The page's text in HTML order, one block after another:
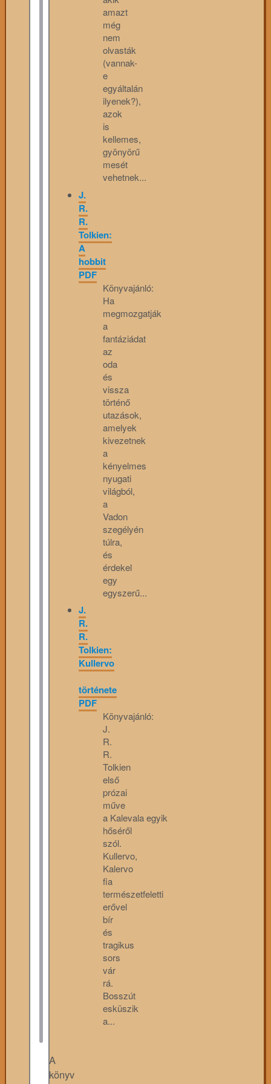
amazt
még
nem
olvasták
(vannak-
e
egyáltalán
ilyenek?),
azok
is
kellemes,
gyönyörű
mesét
vehetnek...
J.
R.
R.
Tolkien:
A
hobbit
PDF
Könyvajánló:
Ha
megmozgatják
a
fantáziádat
az
oda
és
vissza
történő
utazások,
amelyek
kivezetnek
a
kényelmes
nyugati
világból,
a
Vadon
szegélyén
túlra,
és
érdekel
egy
egyszerű...
J.
R.
R.
Tolkien:
Kullervo
története
PDF
Könyvajánló:
J.
R.
R.
Tolkien
első
prózai
műve
a Kalevala egyik
hőséről
szól.
Kullervo,
Kalervo
fia
természetfeletti
erővel
bír
és
tragikus
sors
vár
rá.
Bosszút
esküszik
a...
A
könyv